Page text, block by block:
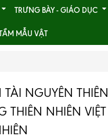
TRƯNG BÀY - GIÁO DỤC
MẪU VẬT
NGUYÊN
THIÊN NHIÊN